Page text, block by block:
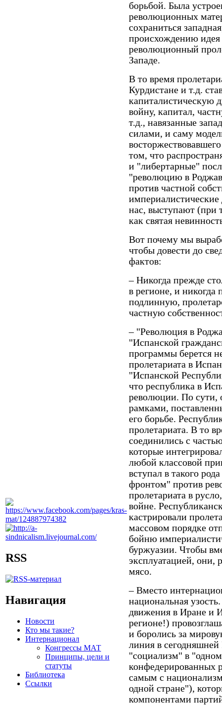
RSS
Навигация
Новости
Кто мы такие?
Интернационал
Конгрессы МАТ
Принципы, цели и
статуты
Библиотека
Ссылки
борьбой. Была
революционных
сохраниться
происхождению идея
революционный
Западе.
В то время
Курдистане и т.д.
капиталистическую
войну, капитал,
т.д., навязанные
силами, и саму
том, что
и "либертарные"
"революцию в
против частной
империалистические
нас, выступают (при
как святая
Вот почему мы
чтобы довести до
фактов:
– Никогда прежде
в регионе, и никогда
подлинную,
частную
– "Революция в
"Испанской
программы берется
пролетариата в
"Испанской
что республика в
революции. По сути,
рамками,
его борьбе.
пролетариата. В то
соединились с
которые
любой классовой
вступал в такого
фронтом" против
пролетариата в
войне.
кастрировали
массовом порядке
бойню
буржуазии. Чтобы
эксплуатацией, они,
мясо.
– Вместо
национальная
движения в Иране и
регионе!)
и боролись за
линия в сегодняшней
"социализм" в
конфедерированных
самым с
одной стране"),
компонентами